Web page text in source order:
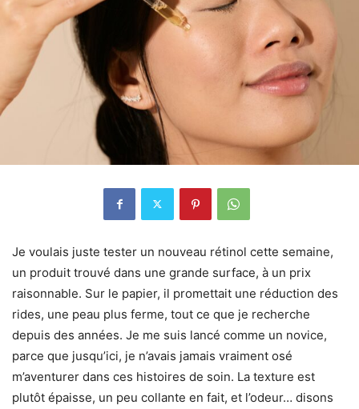
Je voulais juste tester un nouveau rétinol cette semaine,
un produit trouvé dans une grande surface, à un prix
raisonnable. Sur le papier, il promettait une réduction des
rides, une peau plus ferme, tout ce que je recherche
depuis des années. Je me suis lancé comme un novice,
parce que jusqu’ici, je n’avais jamais vraiment osé
m’aventurer dans ces histoires de soin. La texture est
plutôt épaisse, un peu collante en fait, et l’odeur… disons